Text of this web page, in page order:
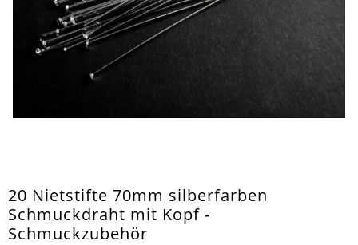
20 Nietstifte 70mm silberfarben
Schmuckdraht mit Kopf -
Schmuckzubehör